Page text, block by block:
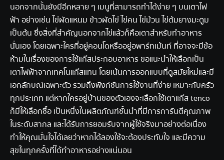
นอกจากนั้นยังมีอีกหลาย ๆ เมนูที่สามารถทำได้ง่าย ๆ บนเตาไฟ
ฟ้า อย่างเช่น ไข่ผัดแหนม ข้าวผัดไข่ ไข่คน ไข่ม้วน ไข่ต้มยางมะตูม
เป็นต้น ซึ่งสิ่งที่สำคัญนอกจากไข่แล้วก็คือเตาสำหรับทำอาหาร
นั่นเอง โดยเฉพาะใครที่อยู่คอนโดหรืออยู่อพาร์ทเม้นท์ ที่อาจจะมีข้อ
ห้ามในเรื่องของการใช้แก๊สประกอบอาหาร ขอแนะนำให้เลือกเป็น
เตาไฟฟ้าจากเทคโนแก๊สแทน โดยเน้นการออกแบบที่ดูสมัยใหม่และมี
เอกลักษณ์เฉพาะตัว รวมถึงฟังก์ชันการใช้งานที่ง่าย เหมาะกับครัว
ทุกประเภท แต่หากใครอยู่บ้านของตัวเองจะเลือกใช้เตาแก๊ส tenco
ก็มีให้เลือกซื้อ เป็นหนึ่งในผลิตภัณฑ์ชั้นนำที่มีการการันตีคุณภาพ
ในระดับสากล และได้รับการยอมรับจากผู้ใช้จริงมาอย่างต่อเนื่อง
ทำให้คุณมั่นใจได้เลยว่าหากได้ลองใช้จะต้องประทับใจ และมีความ
สุขในทุกครั้งที่ได้ทำอาหารอย่างแน่นอน